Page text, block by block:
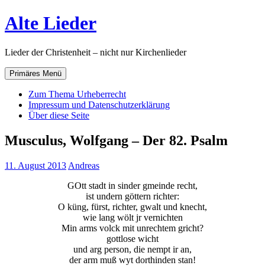
Zum
Inhalt
Alte Lieder
Lieder der Christenheit – nicht nur Kirchenlieder
Primäres Menü
Zum Thema Urheberrecht
Impressum und Datenschutzerklärung
Über diese Seite
Musculus, Wolfgang – Der 82. Psalm
11. August 2013 Andreas
GOtt stadt in sinder gmeinde recht,
ist undern göttern richter:
O küng, fürst, richter, gwalt und knecht,
wie lang wölt jr vernichten
Min arms volck mit unrechtem gricht?
gottlose wicht
und arg person, die nempt ir an,
der arm muß wyt dorthinden stan!